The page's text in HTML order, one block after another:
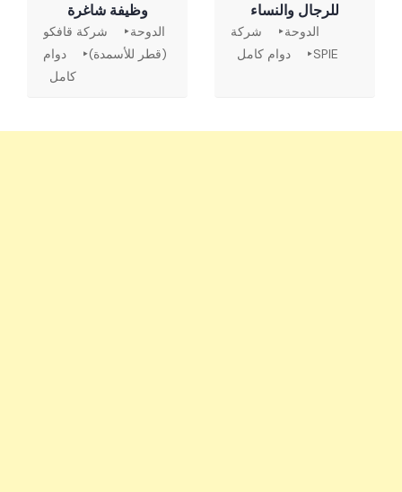
للرجال والنساء
الدوحة
شركة
SPIE
دوام كامل
وظيفة شاغرة
الدوحة
شركة قافكو
(قطر للأسمدة)
دوام
كامل